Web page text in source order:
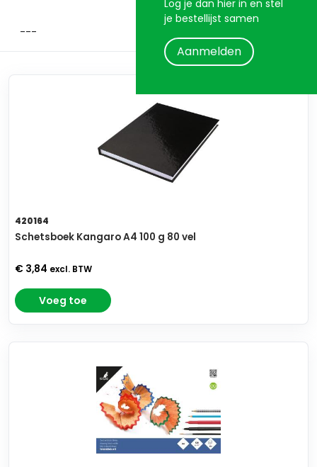
Log je dan hier in en stel
je bestellijst samen
Aanmelden
420164
Schetsboek Kangaro A4 100 g 80 vel
€ 3,84 excl. BTW
Voeg toe